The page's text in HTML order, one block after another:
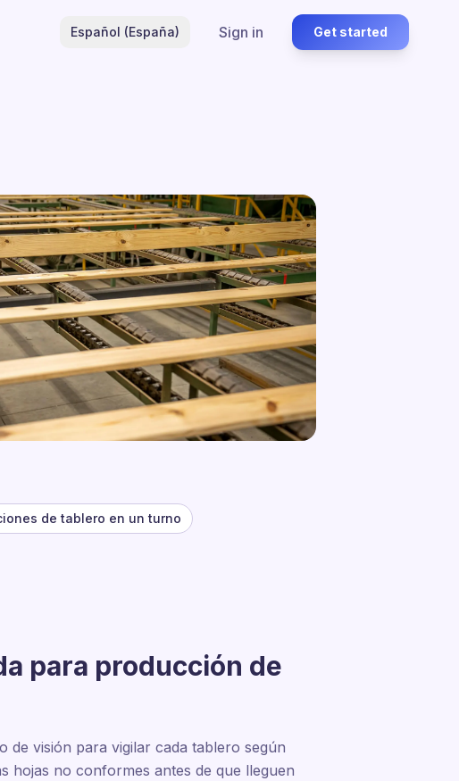
Español (España) Sign in Get started
de tablero en un turno
para producción de
de visión para vigilar cada tablero según
hojas no conformes antes de que lleguen